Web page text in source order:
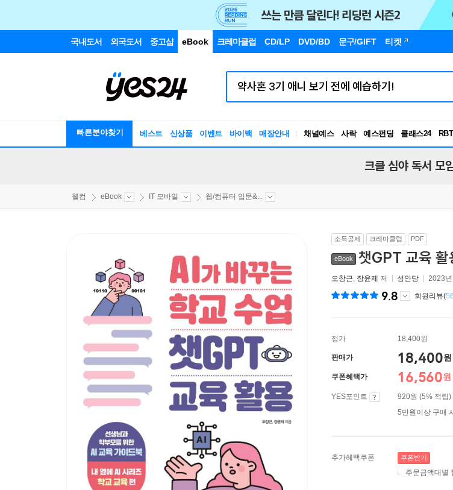
국내도서 외국도서 중고샵 eBook 크레마클럽 CD/LP DVD/BD 문구/GIFT 티켓
빠른분야찾기 베스트 신상품 이벤트 바이백 매장안내 채널예스 사락 예스펀딩 클래스24
독
크클 심야 독서 모
웰컴 eBook IT 모바일 웹/컴퓨터 입문&...
소득공제 크레마클럽 PDF
eBook 챗GPT 교육 활
오창근, 장윤제 저 성안당 2023
9.8 회원리뷰(56
정가 18,400원
판매가 18,400원
쿠폰혜택가 16,560원
YES포인트
920원 (5% 적립)
5만원이상 구매
추가혜택쿠폰 쿠폰받기
주문금액대별